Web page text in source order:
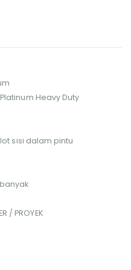
Heavy Duty
sisi dalam pintu
/ PROYEK